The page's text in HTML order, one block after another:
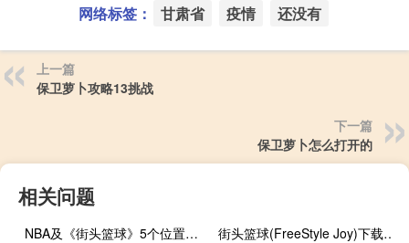
网络标签： 甘肃省 疫情 还没有
上一篇
保卫萝卜攻略13挑战
下一篇
保卫萝卜怎么打开的
相关问题
NBA及《街头篮球》5个位置的详细介绍
街头篮球(FreeStyle Joy)下载(电脑、安卓和IOS所有版本)